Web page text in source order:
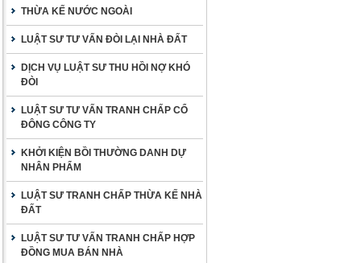
THỪA KẾ NƯỚC NGOÀI
LUẬT SƯ TƯ VẤN ĐÒI LẠI NHÀ ĐẤT
DỊCH VỤ LUẬT SƯ THU HỒI NỢ KHÓ
ĐÒI
LUẬT SƯ TƯ VẤN TRANH CHẤP CỔ
ĐÔNG CÔNG TY
KHỞI KIỆN BỒI THƯỜNG DANH DỰ
NHÂN PHẨM
LUẬT SƯ TRANH CHẤP THỪA KẾ NHÀ
ĐẤT
LUẬT SƯ TƯ VẤN TRANH CHẤP HỢP
ĐỒNG MUA BÁN NHÀ